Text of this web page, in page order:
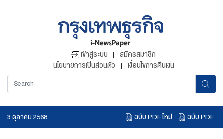
เข้าสู่ระบบ | สมัครสมาชิก
นโยบายการเป็นส่วนตัว | เงื่อนไขการคืนเงิน
3 ตุลาคม 2568 ฉบับ PDF ใหม่
ฉบับ PDF